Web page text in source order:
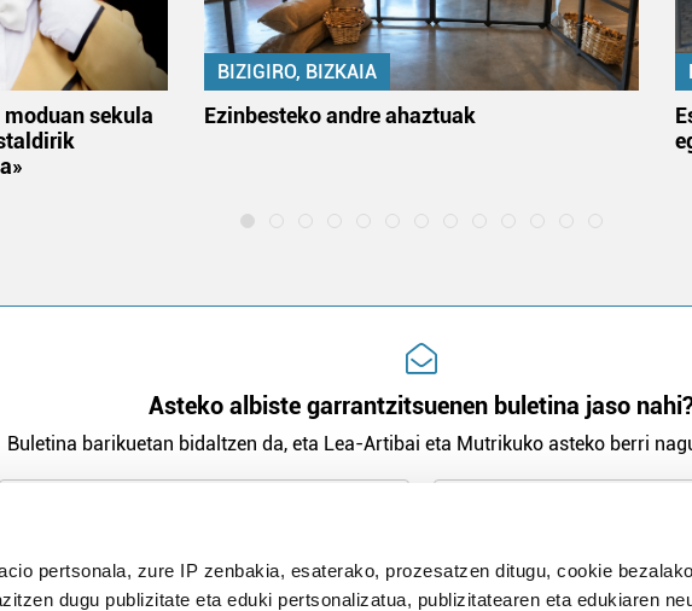
pertsonala, zure IP zenbakia, esaterako, prozesatzen ditugu, cookie
dugu publizitate eta eduki pertsonalizatua, publizitatearen eta edukiaren
sekula
BIZIGIRO, BIZKAIA
Ezinbesteko andre ahaztuak
Asteko albiste garrantzitsuenen buletina jaso
Buletina barikuetan bidaltzen da, eta Lea-Artibai eta Mutrikuko asteko berri